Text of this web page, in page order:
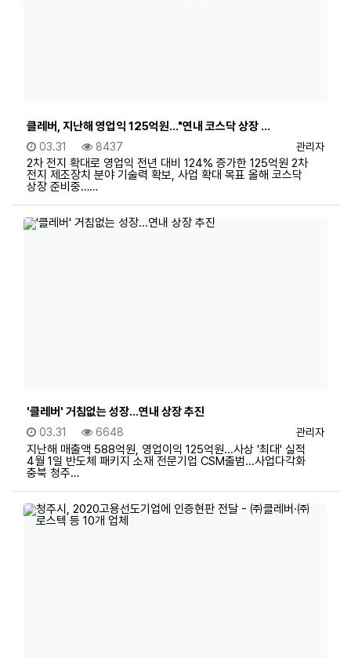
클레버, 지난해 영업익 125억원…"연내 코스닥 상장 …
등록자
관리자
등록일
03.31 조회
8437
2차 전지 확대로 영업익 전년 대비 124% 증가한 125억원 2차
전지 제조장치 분야 기술력 확보, 사업 확대 목표 올해 코스닥
상장 준비중……
'클레버' 거침없는 성장...연내 상장 추진
등록자
관리자
등록일
03.31 조회
6648
지난해 매출액 588억원, 영업이익 125억원...사상 '최대' 실적
4월 1일 반도체 패키지 소재 전문기업 CSM출범...사업다각화
충북 청주…